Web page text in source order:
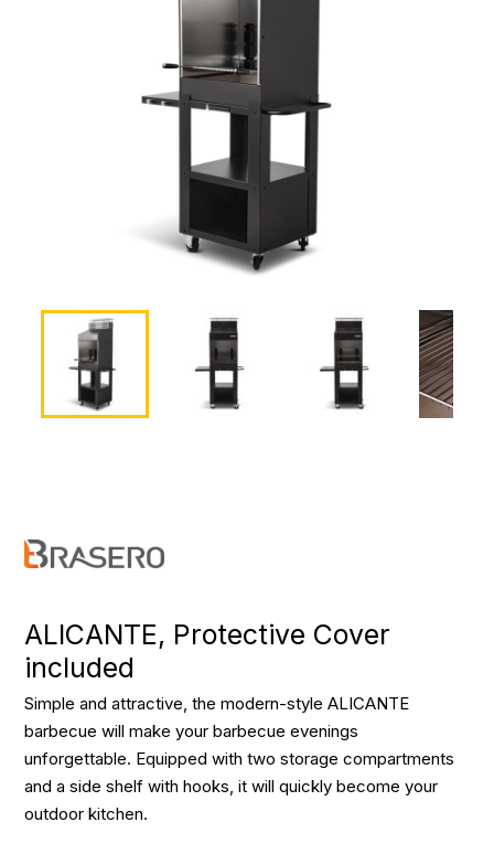
ALICANTE, Protective Cover
included
Simple and attractive, the modern-style ALICANTE
barbecue will make your barbecue evenings
unforgettable. Equipped with two storage compartments
and a side shelf with hooks, it will quickly become your
outdoor kitchen.